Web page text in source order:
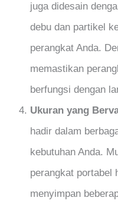
juga didesain
debu dan partikel
perangkat Anda.
memastikan
berfungsi dengan
Ukuran yang
hadir dalam
kebutuhan Anda.
perangkat portabel
menyimpan